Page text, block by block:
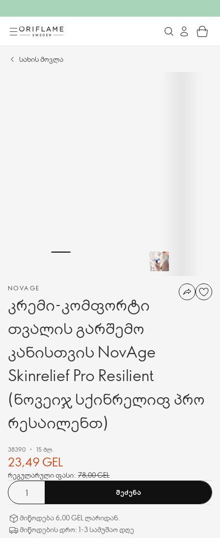
სახის მოვლა
NOVAGE
კრემი-კომფორტი
თვალის გარშემო
კანისთვის NovAge
Skinrelief Pro Resilient
(ნოვეიჯ სქინრელიფ პრო
რესაილენთ)
38390 15 მლ.
23,49 GEL
რეგულარული ფასი: 78,00 GEL
ᲨᲔᲫᲔᲜᲐ
მიწოდება 6,00 GEL ლარიდან.
მიწოდების დრო: 1-3 სამუშაო დღე